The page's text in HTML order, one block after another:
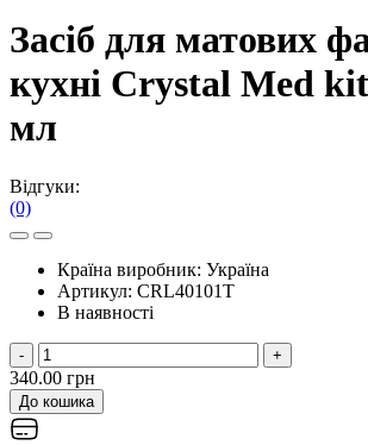
Засіб для матових
кухні Crystal Med
мл
Відгуки:
(0)
Країна виробник: Україна
Артикул: CRL40101T
В наявності
- +
340.00 грн
До кошика